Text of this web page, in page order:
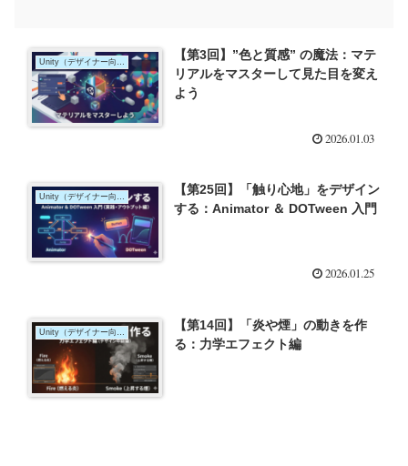
【第3回】”色と質感” の魔法：マテ
リアルをマスターして見た目を変え
よう
2026.01.03
Unity（デザイナー向け）
【第25回】「触り心地」をデザイン
する：Animator ＆ DOTween 入門
2026.01.25
【第14回】「炎や煙」の動きを作
る：力学エフェクト編